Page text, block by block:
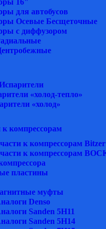
для автобусов
Осевые Бесщеточные
с диффузором
«холод-тепло»
«холод»
к компрессорам
к компрессорам Bitzer
к компрессорам
пластины
муфты
Denso
Sanden 5H11
Sanden 5H14